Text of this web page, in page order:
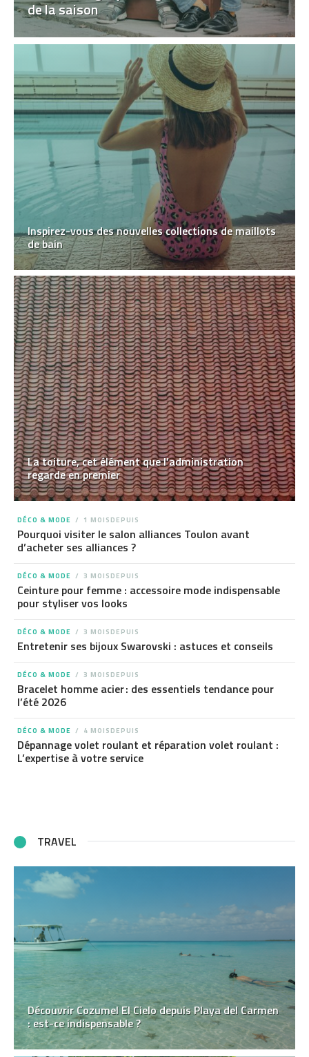
de la saison
Inspirez-vous des nouvelles collections de maillots
de bain
La toiture, cet élément que l’administration
regarde en premier
DÉCO & MODE 1 MOISDEPUIS
Pourquoi visiter le salon alliances Toulon avant
d’acheter ses alliances ?
DÉCO & MODE 3 MOISDEPUIS
Ceinture pour femme : accessoire mode indispensable
pour styliser vos looks
DÉCO & MODE 3 MOISDEPUIS
Entretenir ses bijoux Swarovski : astuces et conseils
DÉCO & MODE 3 MOISDEPUIS
Bracelet homme acier : des essentiels tendance pour
l’été 2026
DÉCO & MODE 4 MOISDEPUIS
Dépannage volet roulant et réparation volet roulant :
L’expertise à votre service
TRAVEL
Découvrir Cozumel El Cielo depuis Playa del Carmen
: est-ce indispensable ?